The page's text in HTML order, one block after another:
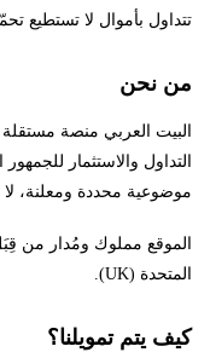
استقلالية التحرير وطريقة
فريق العمل
الامتثال التنظيمي
تتداول بأموال لا تستطيع
من نحن
البيت العربي منصة
التداول والاستثمار للجمهور
موضوعية محددة ومعلنة،
المتحدة (UK).
كيف يتم تمويلنا؟